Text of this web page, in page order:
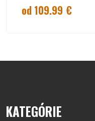
od 109.99 €
KATEGÓRIE